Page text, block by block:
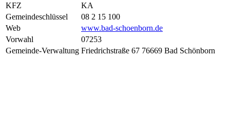
KFZ
KA
Gemeindeschlüssel
08 2 15 100
Web
www.bad-schoenborn.de
Vorwahl
07253
Gemeinde-Verwaltung Friedrichstraße 67 76669 Bad Schönborn